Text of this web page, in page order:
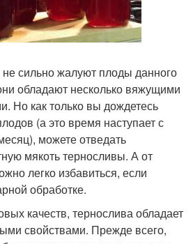
сильно жалуют плоды данного
обладают несколько вяжущими
Но как только вы дождетесь
(а это время наступает с
можете отведать
мякоть терносливы. А от
легко избавиться, если
обработке.
качеств, тернослива обладает
свойствами. Прежде всего,